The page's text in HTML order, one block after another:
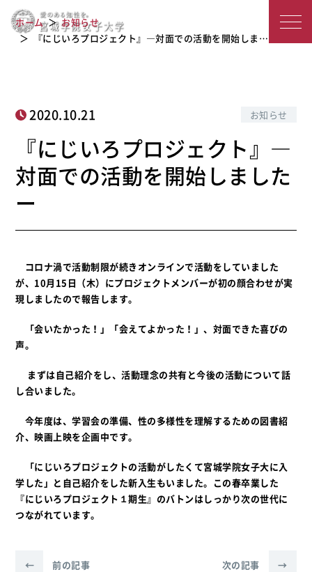
城
子
大
『にじいろプロジェクト』―対面での
活動を開始しましたー
ホーム
お知らせ
『にじいろプロジェクト』―対面での活動を開始しま…
2020.10.21 お知らせ
『にじいろプロジェクト』―
対面での活動を開始しました
ー
コロナ渦で活動制限が続きオンラインで活動をしていました
が、10月15日（木）にプロジェクトメンバーが初の顔合わせが実
現しましたので報告します。
「会いたかった！」「会えてよかった！」、対面できた喜びの
声。
まずは自己紹介をし、活動理念の共有と今後の活動について話
し合いました。
今年度は、学習会の準備、性の多様性を理解するための図書紹
介、映画上映を企画中です。
「にじいろプロジェクトの活動がしたくて宮城学院女子大に入
学した」と自己紹介をした新入生もいました。この春卒業した
『にじいろプロジェクト１期生』のバトンはしっかり次の世代に
つながれています。
← 前の記事 次の記事 →